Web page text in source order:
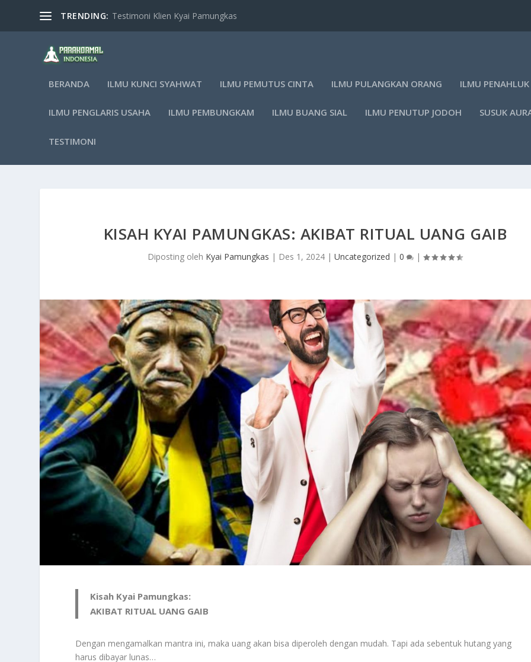
TRENDING: Testimoni Klien Kyai Pamungkas
BERANDA ILMU KUNCI SYAHWAT ILMU PEMUTUS CINTA ILMU PULANGKAN ORANG ILMU
ILMU PENGLARIS USAHA ILMU PEMBUNGKAM ILMU BUANG SIAL ILMU PENUTUP JODOH SUSUK
TESTIMONI
KISAH KYAI PAMUNGKAS: AKIBAT RITUAL UANG GAIB
Diposting oleh Kyai Pamungkas | Des 1, 2024 |Uncategorized |0 |
Kisah Kyai Pamungkas:
AKIBAT RITUAL UANG GAIB
Dengan mengamalkan mantra ini, maka uang akan bisa diperoleh dengan mudah. Tapi ada sebentuk hutang yang
harus dibayar lunas…